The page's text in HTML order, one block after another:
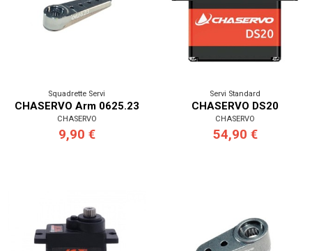
Squadrette Servi
CHASERVO Arm 0625.23
CHASERVO
9,90 €
Servi Standard
CHASERVO DS20
CHASERVO
54,90 €